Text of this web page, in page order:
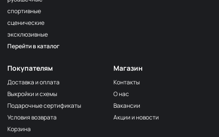
F254 Лагуна
4Св.Бирюзовый
F224/2
2Океанская
309/1 1Т.Серый
МП-20-309/1
F206 Бл.Бирюза
МП-20-F206
F321/1 Океан
МП-20-F321/1
191/2
МП-20-191/2
спортивные
сценические
эксклюзивные
Перейти в каталог
Покупателям
Доставка и оплата
Выкройки и схемы
Подарочные сертификаты
Условия возврата
Корзина
Магазин
Контакты
О нас
Вакансии
Акции и новости